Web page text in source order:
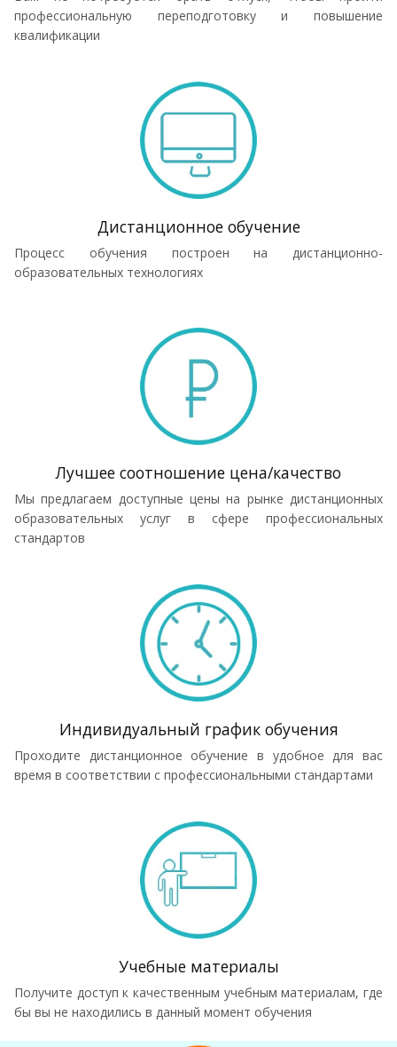
профессиональную переподготовку и повышение
квалификации
Дистанционное обучение
Процесс обучения построен на дистанционно-
образовательных технологиях
Лучшее соотношение цена/качество
Мы предлагаем доступные цены на рынке дистанционных
образовательных услуг в сфере профессиональных
стандартов
Индивидуальный график обучения
Проходите дистанционное обучение в удобное для вас
время в соответствии с профессиональными стандартами
Учебные материалы
Получите доступ к качественным учебным материалам, где
бы вы не находились в данный момент обучения